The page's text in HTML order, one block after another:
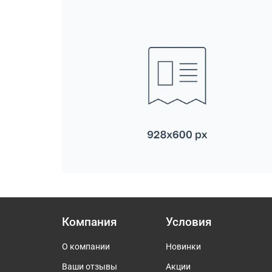
Компания
О компании
Ваши отзывы
Условия
Новинки
Акции